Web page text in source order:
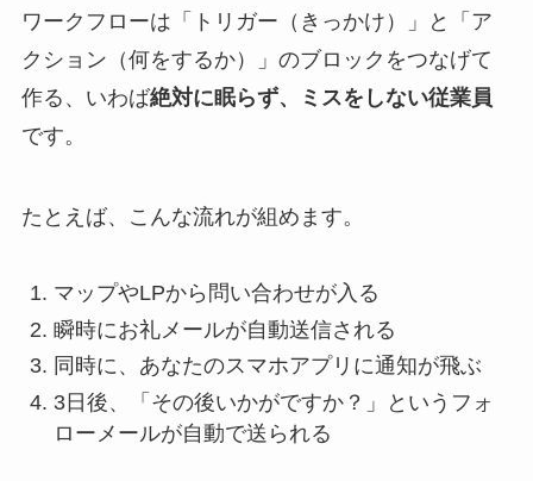
ワークフローは「トリガー（きっかけ）」と「ア
クション（何をするか）」のブロックをつなげて
作る、いわば絶対に眠らず、ミスをしない従業員
です。
たとえば、こんな流れが組めます。
マップやLPから問い合わせが入る
瞬時にお礼メールが自動送信される
同時に、あなたのスマホアプリに通知が飛ぶ
3日後、「その後いかがですか？」というフォ
ローメールが自動で送られる